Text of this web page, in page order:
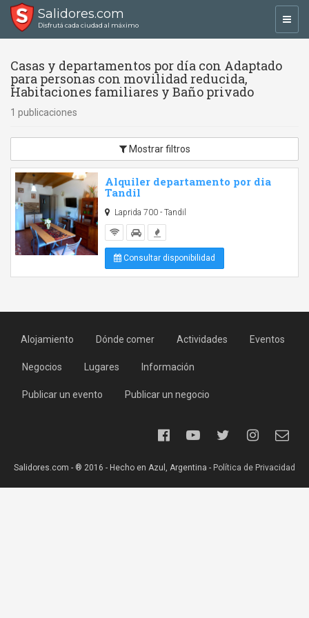
Salidores.com
Disfrutá cada ciudad al máximo
Casas y departamentos por día con Adaptado
para personas con movilidad reducida,
Habitaciones familiares y Baño privado
1 publicaciones
Mostrar filtros
Alquiler departamento por dia
Tandil
Laprida 700 - Tandil
Consultar disponibilidad
Alojamiento Dónde comer Actividades Eventos
Negocios Lugares Información
Publicar un evento Publicar un negocio
Salidores.com - ® 2016 - Hecho en Azul, Argentina - Política de Privacidad